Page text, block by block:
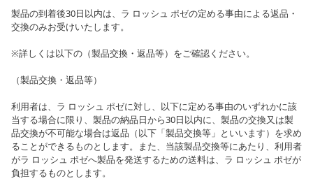
製品の到着後30日以内は、ラ ロッシュ ポゼの定める事由による返品・
交換のみお受けいたします。
※詳しくは以下の（製品交換・返品等）をご確認ください。
（製品交換・返品等）
利用者は、ラ ロッシュ ポゼに対し、以下に定める事由のいずれかに該
当する場合に限り、製品の納品日から30日以内に、製品の交換又は製
品交換が不可能な場合は返品（以下「製品交換等」といいます）を求め
ることができるものとします。また、当該製品交換等にあたり、利用者
がラ ロッシュ ポゼへ製品を発送するための送料は、ラ ロッシュ ポゼが
負担するものとします。